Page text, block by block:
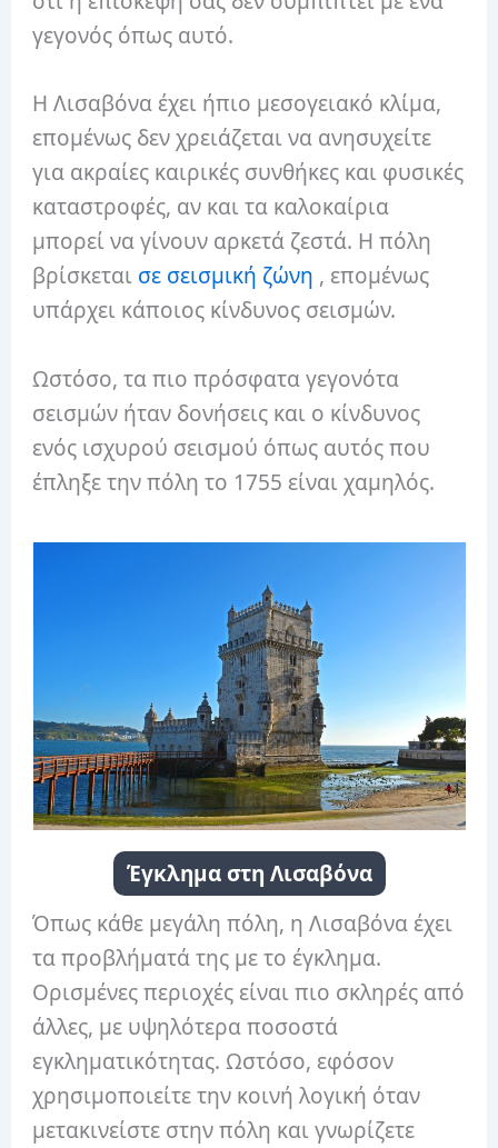
γεγονός όπως αυτό.
Η Λισαβόνα έχει ήπιο μεσογειακό κλίμα,
επομένως δεν χρειάζεται να ανησυχείτε
για ακραίες καιρικές συνθήκες και φυσικές
καταστροφές, αν και τα καλοκαίρια
μπορεί να γίνουν αρκετά ζεστά. Η πόλη
βρίσκεται σε σεισμική ζώνη , επομένως
υπάρχει κάποιος κίνδυνος σεισμών.
Ωστόσο, τα πιο πρόσφατα γεγονότα
σεισμών ήταν δονήσεις και ο κίνδυνος
ενός ισχυρού σεισμού όπως αυτός που
έπληξε την πόλη το 1755 είναι χαμηλός.
Έγκλημα στη Λισαβόνα
Όπως κάθε μεγάλη πόλη, η Λισαβόνα έχει
τα προβλήματά της με το έγκλημα.
Ορισμένες περιοχές είναι πιο σκληρές από
άλλες, με υψηλότερα ποσοστά
εγκληματικότητας. Ωστόσο, εφόσον
χρησιμοποιείτε την κοινή λογική όταν
μετακινείστε στην πόλη και γνωρίζετε